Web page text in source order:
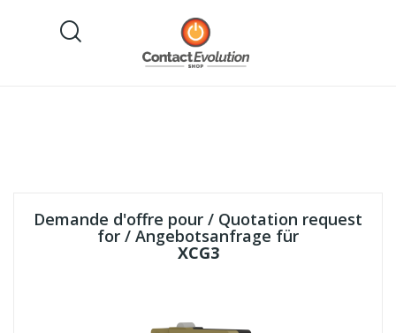
Demande d'offre pour / Quotation request
for / Angebotsanfrage für
XCG3